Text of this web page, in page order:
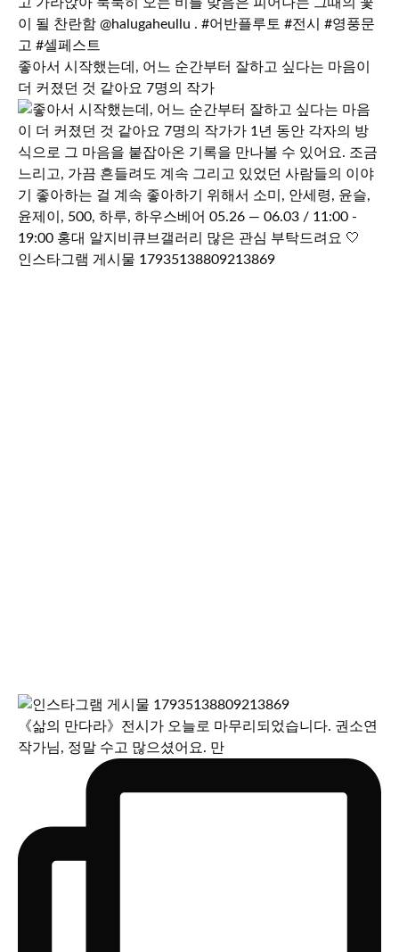
좋아서 시작했는데, 어느 순간부터 잘하고 싶다는 마음이
더 커졌던 것 같아요 7명의 작가
인스타그램 게시물 17935138809213869
《삶의 만다라》전시가 오늘로 마무리되었습니다. 권소연
작가님, 정말 수고 많으셨어요. 만